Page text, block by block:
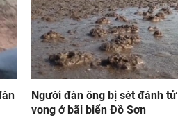
Người đàn ông bị sét đánh tử
vong ở bãi biển Đồ Sơn